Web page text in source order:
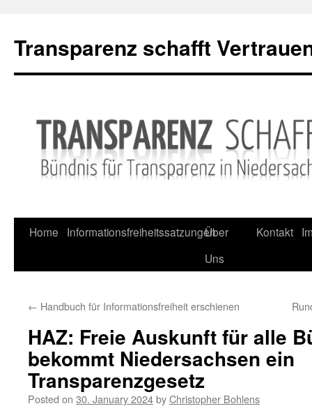
content
Transparenz schafft
Home InformationsfreiheitssatzungenÜber
Uns
Kontakt
← Handbuch für Informationsfreiheit erschienen
HAZ: Freie Auskunft für alle
bekommt Niedersachsen ein
Transparenzgesetz
Posted on 30. January 2024byChristopher Bohlens